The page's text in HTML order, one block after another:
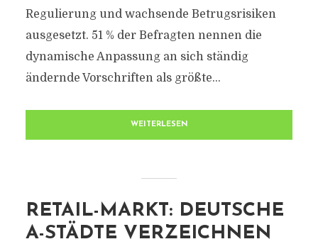
Regulierung und wachsende Betrugsrisiken
ausgesetzt. 51 % der Befragten nennen die
dynamische Anpassung an sich ständig
ändernde Vorschriften als größte...
WEITERLESEN
RETAIL-MARKT: DEUTSCHE
A-STÄDTE VERZEICHNEN